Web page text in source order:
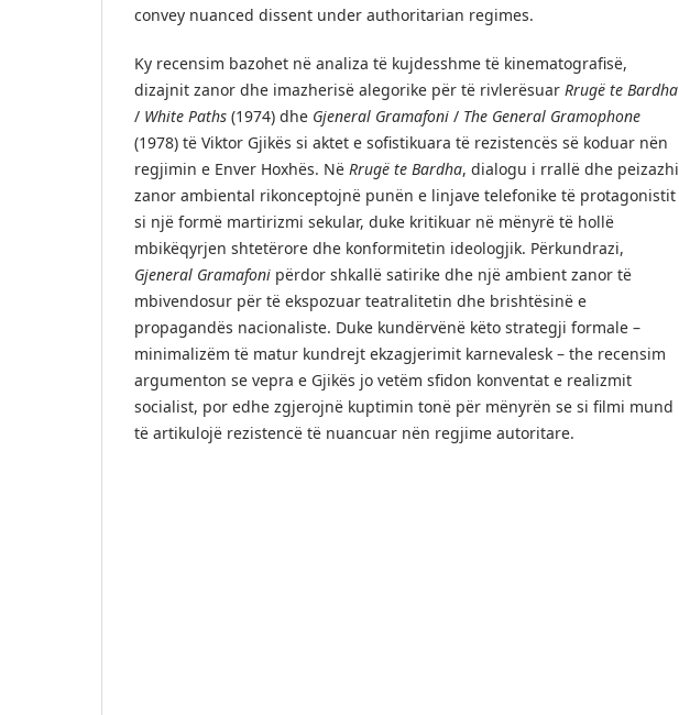
convey nuanced dissent under authoritarian regimes.
Ky recensim bazohet në analiza të kujdesshme të kinematografisë,
dizajnit zanor dhe imazherisë alegorike për të rivlerësuar Rrugë te Bardha
/ White Paths (1974) dhe Gjeneral Gramafoni / The General Gramophone
(1978) të Viktor Gjikës si aktet e sofistikuara të rezistencës së koduar nën
regjimin e Enver Hoxhës. Në Rrugë te Bardha, dialogu i rrallë dhe peizazhi
zanor ambiental rikonceptojnë punën e linjave telefonike të protagonistit
si një formë martirizmi sekular, duke kritikuar në mënyrë të hollë
mbikëqyrjen shtetërore dhe konformitetin ideologjik. Përkundrazi,
Gjeneral Gramafoni përdor shkallë satirike dhe një ambient zanor të
mbivendosur për të ekspozuar teatralitetin dhe brishtësinë e
propagandës nacionaliste. Duke kundërvënë këto strategji formale –
minimalizëm të matur kundrejt ekzagjerimit karnevalesk – the recensim
argumenton se vepra e Gjikës jo vetëm sfidon konventat e realizmit
socialist, por edhe zgjerojnë kuptimin tonë për mënyrën se si filmi mund
të artikulojë rezistencë të nuancuar nën regjime autoritare.